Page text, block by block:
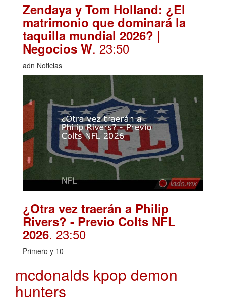
Zendaya y Tom Holland: ¿El
matrimonio que dominará la
taquilla mundial 2026? |
Negocios W. 23:50
adn Noticias
¿Otra vez traerán a Philip
Rivers? - Previo Colts NFL
2026. 23:50
Primero y 10
mcdonalds kpop demon
hunters